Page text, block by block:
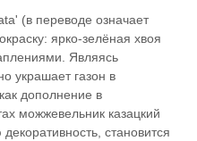
(в переводе означает
ярко-зелёная хвоя
Являясь
украшает газон в
дополнение в
можжевельник казацкий
становится